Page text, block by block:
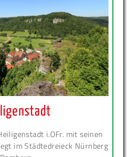
i.OFr. mit seinen
im Städtedreieck Nürnberg